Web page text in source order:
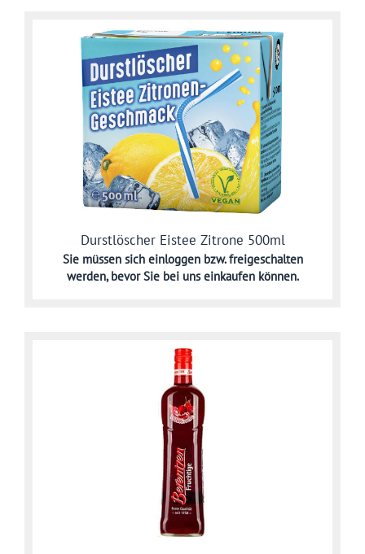
Durstlöscher Eistee Zitrone 500ml
Sie müssen sich einloggen bzw. freigeschalten
werden,bevor Sie bei uns einkaufen können.